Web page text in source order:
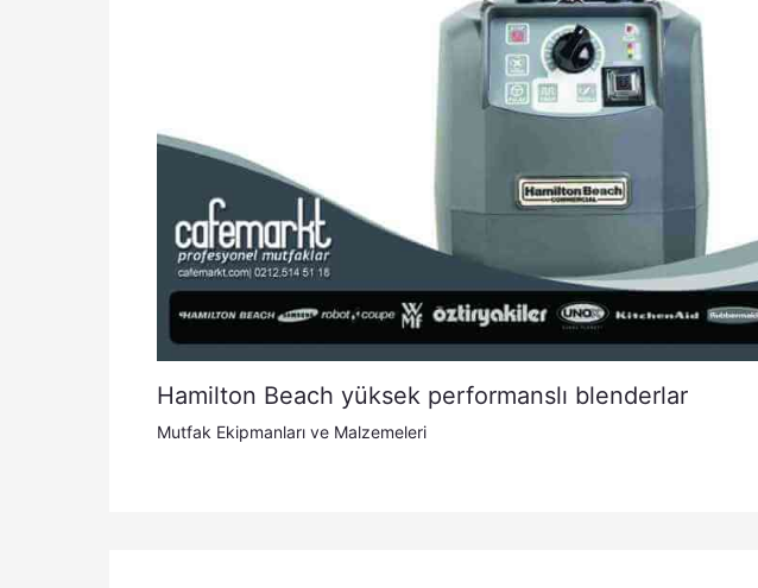
Hamilton Beach yüksek performanslı blenderlar
Mutfak Ekipmanları ve Malzemeleri